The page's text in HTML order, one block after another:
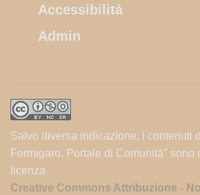
Accessibilità
Admin
Salvo diversa indicazione, i contenuti
Formigaro. Portale di Comunità" sono
licenza
Creative Commons Attribuzione -